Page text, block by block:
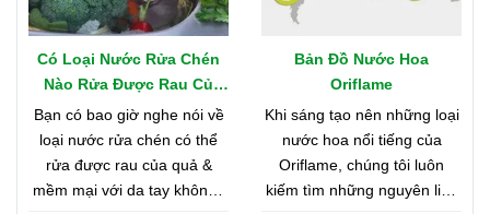
Có Loại Nước Rửa Chén
Nào Rửa Được Rau Củ
Quả & Mềm Mại Với Da
Tay?
Bạn có bao giờ nghe nói về
loại nước rửa chén có thể
rửa được rau của quả &
mềm mại với da tay không?
Bản Đồ Nước Hoa
Oriflame
Khi sáng tạo nên những loại
nước hoa nổi tiếng của
Oriflame, chúng tôi luôn
kiếm tìm những nguyên liệu